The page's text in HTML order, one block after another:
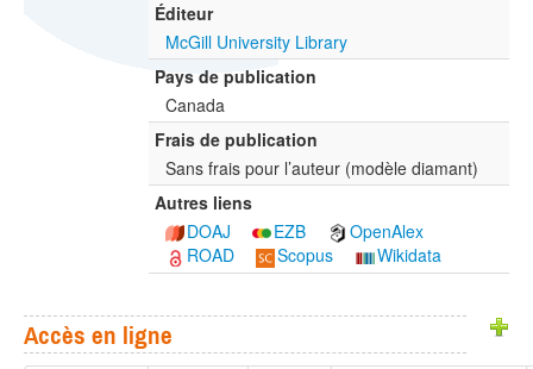
Éditeur
McGill University Library
Pays de publication
Canada
Frais de publication
Sans frais pour l’auteur (modèle diamant)
Autres liens
DOAJ
EZB
OpenAlex
ROAD
Scopus Wikidata
Accès en ligne